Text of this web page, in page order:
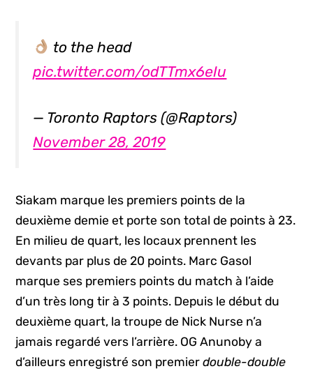
to the head
pic.twitter.com/odTTmx6eIu
— Toronto Raptors (@Raptors)
November 28, 2019
Siakam marque les premiers points de la
deuxième demie et porte son total de points à 23.
En milieu de quart, les locaux prennent les
devants par plus de 20 points. Marc Gasol
marque ses premiers points du match à l’aide
d’un très long tir à 3 points. Depuis le début du
deuxième quart, la troupe de Nick Nurse n’a
jamais regardé vers l’arrière. OG Anunoby a
d’ailleurs enregistré son premierdouble-double